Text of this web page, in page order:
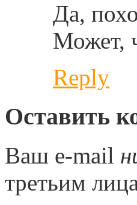
Да,
Может,
Reply
Оставить
Ваш e-mail
третьим